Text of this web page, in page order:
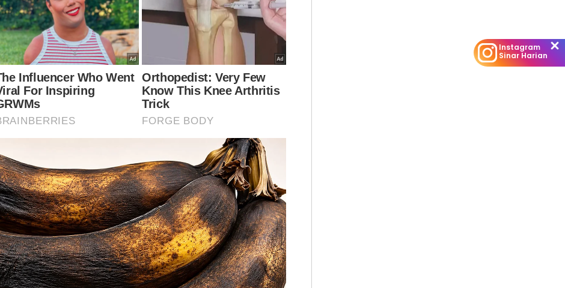
GLOBAL
Tentera Israel serbu kem pelarian,
bandar di utara Baitulmuqaddis
yang diduduki
bersama dadah bernilai S$361,000
di Pusat Pemeriksaan Woodlands
GLOBAL
Dua suspek tembak anggota polis
maut dalam insiden berbalas
tembakan di Tak Bai
GLOBAL
Instagram
Sinar Harian